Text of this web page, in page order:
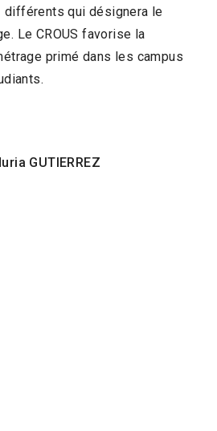
différents qui désignera le
Le CROUS favorise la
primé dans les campus
GUTIERREZ